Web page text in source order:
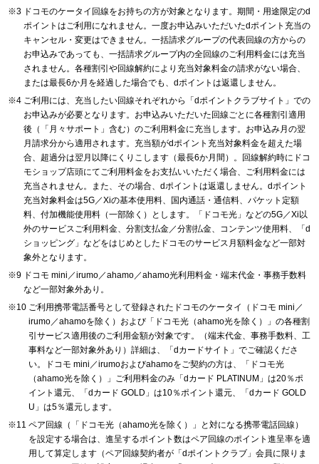
ドコモのケータイ回線をお持ちの方が対象となります。期間・用途限定のd
ポイントはご利用になれません。一度お申込みいただいたdポイント充当の
キャンセル・変更はできません。一括請求グループの代表回線の方からの
お申込みであっても、一括請求グループ内の全回線のご利用料金には充当
されません。各種割引や回線解約により充当対象料金の請求がない場合、
または最長6か月を経過した場合でも、dポイントは返還しません。
ご利用には、充当したい回線それぞれから「dポイントクラブサイト」での
お申込みが必要となります。お申込みいただいた回線ごとに各種割引適用
後（「月々サポート」含む）のご利用料金に充当します。お申込み月の翌
月請求分から適用されます。充当額がdポイント充当対象料金を超えた場
合、超過分は翌月以降にくりこします（最長6か月間）。回線解約時にドコ
モショップ店頭にてご利用料金をお支払いいただく場合、ご利用料金には
充当されません。また、その場合、dポイントは返還しません。dポイント
充当対象料金は5G／Xiの基本使用料、国内通話・通信料、パケット定額
料、付加機能使用料（一部除く）とします。「ドコモ光」などの5G／Xi以
外のサービスご利用料金、分割支払金／分割払金、コンテンツ使用料、「d
ショッピング」などをはじめとしたドコモのサービス月額料金など一部対
象外となります。
ドコモ mini／irumo／ahamo／ahamo光利用料金・端末代金・事務手数料
など一部対象外あり。
ご利用携帯電話番号として登録されたドコモのケータイ（ドコモ mini／
irumo／ahamoを除く）および「ドコモ光（ahamo光を除く）」の各種割
引サービス適用後のご利用金額が対象です。（端末代金、事務手数料、工
事料など一部対象外あり）詳細は、「dカードサイト」でご確認くださ
い。ドコモ mini／irumoおよびahamoをご契約の方は、「ドコモ光
（ahamo光を除く）」ご利用料金のみ「dカード PLATINUM」は20％ポ
イント還元、「dカード GOLD」は10％ポイント還元、「dカード GOLD
U」は5％還元します。
ペア回線（「ドコモ光（ahamo光を除く）」と対になる携帯電話回線）
を設定する場合は、進呈するポイント数はペア回線のポイント進呈率を適
用して算定します（ペア回線契約者が「dポイントクラブ」会員に限りま